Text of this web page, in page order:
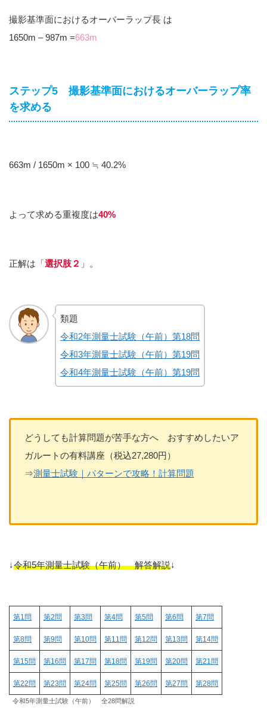
撮影基準面におけるオーバーラップ長 は
1650m – 987m =663m
ステップ5 撮影基準面におけるオーバーラップ率
を求める
663m / 1650m × 100 ≒ 40.2%
よって求める重複度は40%
正解は「選択肢２ 」。
類題
令和2年測量士試験（午前）第18問
令和3年測量士試験（午前）第19問
令和4年測量士試験（午前）第19問
どうしても計算問題が苦手な方へ おすすめしたいア
ガルートの有料講座（税込27,280円）
⇒測量士試験｜パターンで攻略！計算問題
↓令和5年測量士試験（午前） 解答解説↓
第1問 第2問 第3問 第4問 第5問 第6問 第7問
第8問 第9問 第10問 第11問 第12問 第13問 第14問
第15問 第16問 第17問 第18問 第19問 第20問 第21問
第22問 第23問 第24問 第25問 第26問 第27問 第28問
令和5年測量士試験（午前） 全28問解説